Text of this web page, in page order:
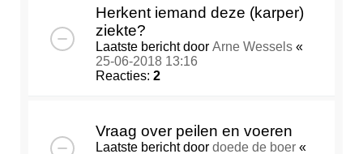
Herkent iemand deze (karper)
ziekte?
Laatste bericht door Arne Wessels «
25-06-2018 13:16
Reacties: 2
Vraag over peilen en voeren
Laatste bericht door doede de boer «